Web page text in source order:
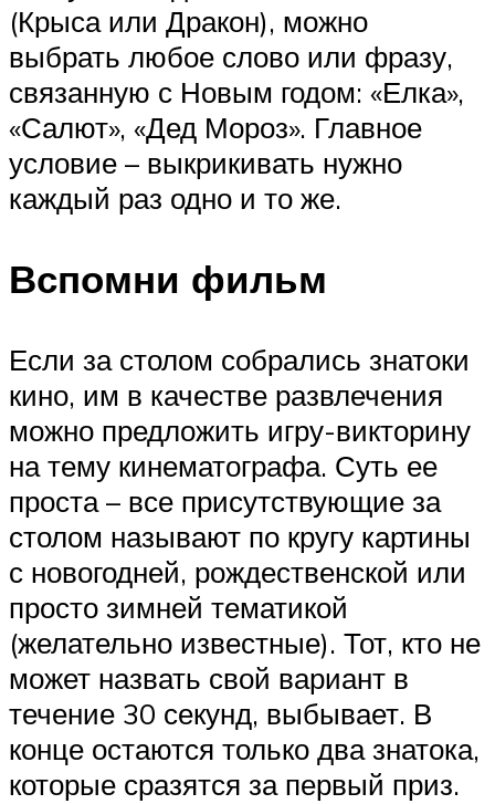
(Крыса или Дракон), можно
выбрать любое слово или фразу,
связанную с Новым годом: «Елка»,
«Салют», «Дед Мороз». Главное
условие – выкрикивать нужно
каждый раз одно и то же.
Вспомни фильм
Если за столом собрались знатоки
кино, им в качестве развлечения
можно предложить игру-викторину
на тему кинематографа. Суть ее
проста – все присутствующие за
столом называют по кругу картины
с новогодней, рождественской или
просто зимней тематикой
(желательно известные). Тот, кто не
может назвать свой вариант в
течение 30 секунд, выбывает. В
конце остаются только два знатока,
которые сразятся за первый приз.